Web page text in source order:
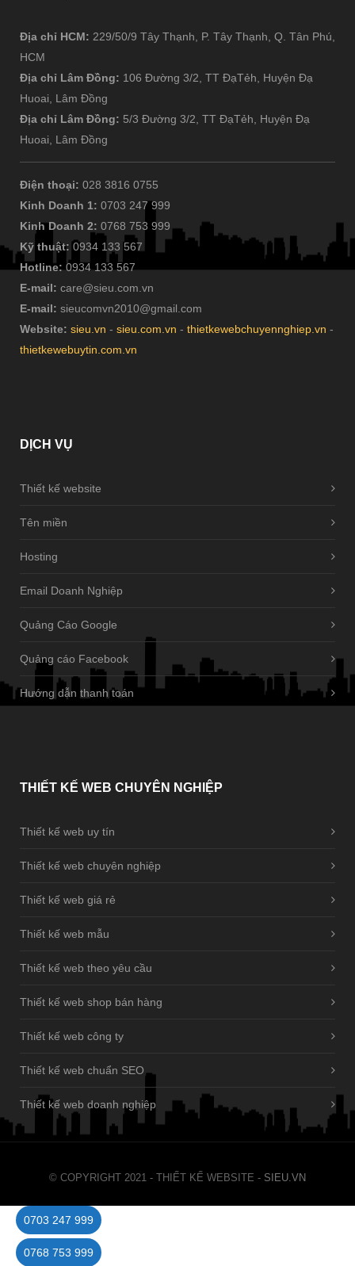
Địa chỉ HCM: 229/50/9 Tây Thạnh, P. Tây Thạnh, Q. Tân Phú,
HCM
Địa chỉ Lâm Đồng: 106 Đường 3/2, TT ĐạTẻh, Huyện Đạ
Huoai, Lâm Đồng
Địa chỉ Lâm Đồng: 5/3 Đường 3/2, TT ĐạTẻh, Huyện Đạ
Huoai, Lâm Đồng
Điện thoại: 028 3816 0755
Kinh Doanh 1: 0703 247 999
Kinh Doanh 2: 0768 753 999
Kỹ thuật: 0934 133 567
Hotline: 0934 133 567
E-mail: care@sieu.com.vn
E-mail: sieucomvn2010@gmail.com
Website: sieu.vn - sieu.com.vn - thietkewebchuyennghiep.vn -
thietkewebuytin.com.vn
DỊCH VỤ
Thiết kế website
Tên miền
Hosting
Email Doanh Nghiệp
Quảng Cáo Google
Quảng cáo Facebook
Hướng dẫn thanh toán
THIẾT KẾ WEB CHUYÊN NGHIỆP
Thiết kế web uy tín
Thiết kế web chuyên nghiệp
Thiết kế web giá rẻ
Thiết kế web mẫu
Thiết kế web theo yêu cầu
Thiết kế web shop bán hàng
Thiết kế web công ty
Thiết kế web chuẩn SEO
Thiết kế web doanh nghiệp
© COPYRIGHT 2021 - THIẾT KẾ WEBSITE - SIEU.VN
0703 247 999
0768 753 999